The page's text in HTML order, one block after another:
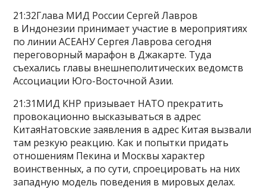
21:32Глава МИД России Сергей Лавров
в Индонезии принимает участие в мероприятиях
по линии АСЕАНУ Сергея Лаврова сегодня
переговорный марафон в Джакарте. Туда
съехались главы внешнеполитических ведомств
Ассоциации Юго-Восточной Азии.
21:31МИД КНР призывает НАТО прекратить
провокационно высказываться в адрес
КитаяНатовские заявления в адрес Китая вызвали
там резкую реакцию. Как и попытки придать
отношениям Пекина и Москвы характер
воинственных, а по сути, спроецировать на них
западную модель поведения в мировых делах.